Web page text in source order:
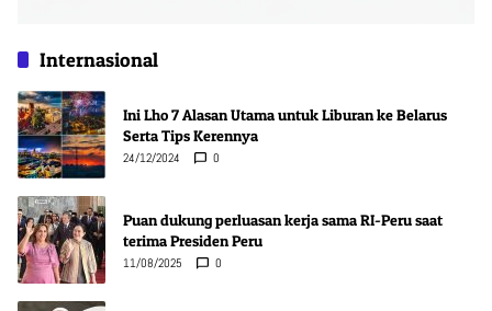
Internasional
Ini Lho 7 Alasan Utama untuk Liburan ke Belarus
Serta Tips Kerennya
24/12/2024 0
Puan dukung perluasan kerja sama RI-Peru saat
terima Presiden Peru
11/08/2025 0